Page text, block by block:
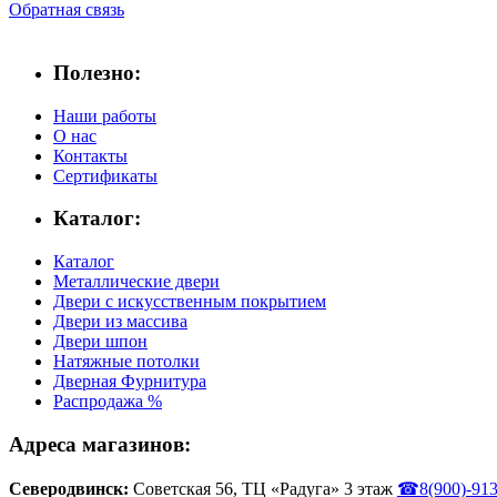
Обратная связь
Полезно:
Наши работы
О нас
Контакты
Сертификаты
Каталог:
Каталог
Металлические двери
Двери с искусственным покрытием
Двери из массива
Двери шпон
Натяжные потолки
Дверная Фурнитура
Распродажа %
Адреса магазинов:
Северодвинск: Советская 56, ТЦ «Радуга» 3 этаж ☎8(900)-